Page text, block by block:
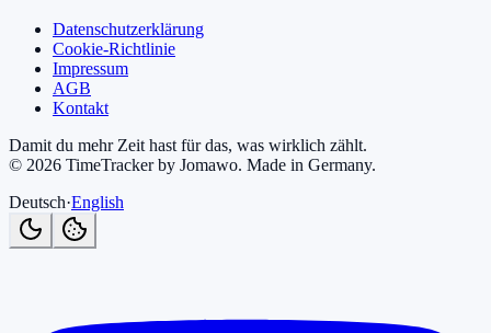
Datenschutzerklärung
Cookie-Richtlinie
Impressum
AGB
Kontakt
Damit du mehr Zeit hast für das, was wirklich zählt.
© 2026 TimeTracker by Jomawo. Made in Germany.
Deutsch·English